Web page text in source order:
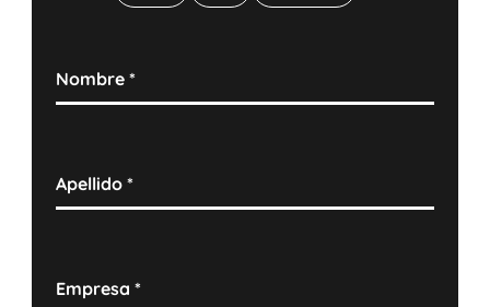
Nombre*
Apellido*
Empresa*